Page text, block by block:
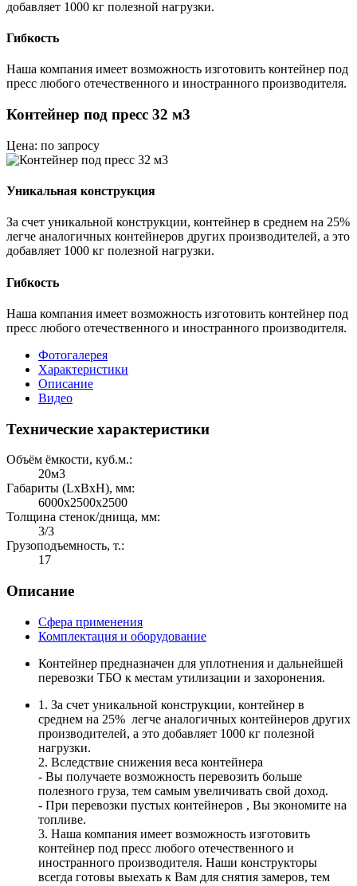
добавляет 1000 кг полезной нагрузки.
Гибкость
Наша компания имеет возможность изготовить контейнер под
пресс любого отечественного и иностранного производителя.
Контейнер под пресс 32 м3
Цена: по запросу
Уникальная конструкция
За счет уникальной конструкции, контейнер в среднем на 25%
легче аналогичных контейнеров других производителей, а это
добавляет 1000 кг полезной нагрузки.
Гибкость
Наша компания имеет возможность изготовить контейнер под
пресс любого отечественного и иностранного производителя.
Фотогалерея
Характеристики
Описание
Видео
Технические характеристики
Объём ёмкости, куб.м.:
20м3
Габариты (LхBхH), мм:
6000х2500х2500
Толщина стенок/днища, мм:
3/3
Грузоподъемность, т.:
17
Описание
Сфера применения
Комплектация и оборудование
Контейнер предназначен для уплотнения и дальнейшей
перевозки ТБО к местам утилизации и захоронения.
1. За счет уникальной конструкции, контейнер в
среднем на 25% легче аналогичных контейнеров других
производителей, а это добавляет 1000 кг полезной
нагрузки.
2. Вследствие снижения веса контейнера
- Вы получаете возможность перевозить больше
полезного груза, тем самым увеличивать свой доход.
- При перевозки пустых контейнеров , Вы экономите на
топливе.
3. Наша компания имеет возможность изготовить
контейнер под пресс любого отечественного и
иностранного производителя. Наши конструкторы
всегда готовы выехать к Вам для снятия замеров, тем